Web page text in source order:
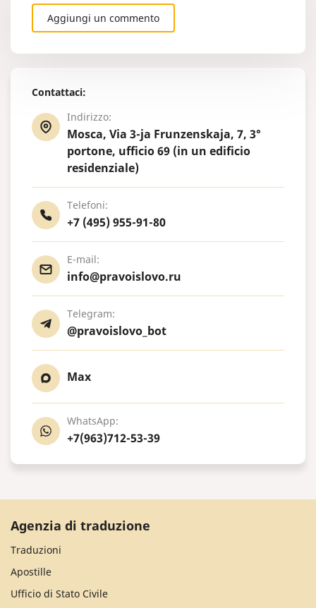
Contattaci:
Indirizzo:
Mosca, Via 3-ja Frunzenskaja, 7, 3°
portone, ufficio 69 (in un edificio
residenziale)
Telefoni:
+7 (495) 955-91-80
E-mail:
info@pravoislovo.ru
Telegram:
@pravoislovo_bot
Max
WhatsApp:
+7(963)712-53-39
Aggiungi un commento
Agenzia di traduzione
Traduzioni
Apostille
Ufficio di Stato Civile